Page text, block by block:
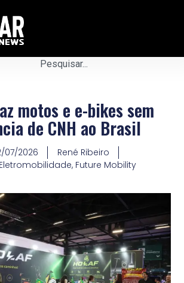
motos e e-bikes sem
de CNH ao Brasil
07/2026
René Ribeiro
Eletromobilidade, Future Mobility